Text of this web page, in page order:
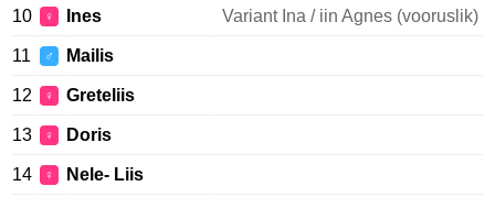
10 ♀ Ines Variant Ina / iin Agnes (vooruslik)
11 ♂ Mailis
12 ♀ Greteliis
13 ♀ Doris
14 ♀ Nele- Liis